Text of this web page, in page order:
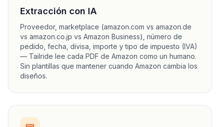
Extracción con IA
Proveedor, marketplace (amazon.com vs amazon.de
vs amazon.co.jp vs Amazon Business), número de
pedido, fecha, divisa, importe y tipo de impuesto (IVA)
— Tailride lee cada PDF de Amazon como un humano.
Sin plantillas que mantener cuando Amazon cambia los
diseños.